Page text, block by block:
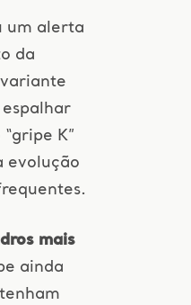
um alerta
da
K”
evolução
mais
ainda